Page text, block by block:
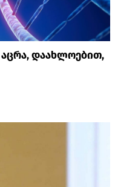
აცრა, დაახლოებით,